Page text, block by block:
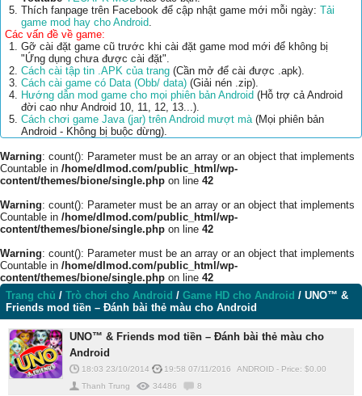
Thích fanpage trên Facebook để cập nhật game mới mỗi ngày: Tải
game mod hay cho Android.
Các vấn đề về game:
Gỡ cài đặt game cũ trước khi cài đặt game mod mới để không bị
"Ứng dụng chưa được cài đặt".
Cách cài tập tin .APK của trang (Cần mở để cài được .apk).
Cách cài game có Data (Obb/ data) (Giải nén .zip).
Hướng dẫn mod game cho mọi phiên bản Android (Hỗ trợ cả Android
đời cao như Android 10, 11, 12, 13...).
Cách chơi game Java (jar) trên Android mượt mà(Mọi phiên bản
Android - Không bị buộc dừng).
Warning: count(): Parameter must be an array or an object that implements
Countable in /home/dlmod.com/public_html/wp-
content/themes/bione/single.php on line 42
Warning: count(): Parameter must be an array or an object that implements
Countable in /home/dlmod.com/public_html/wp-
content/themes/bione/single.php on line 42
Warning: count(): Parameter must be an array or an object that implements
Countable in /home/dlmod.com/public_html/wp-
content/themes/bione/single.php on line 42
Trang chủ / Trò chơi cho Android / Game HD cho Android / UNO™ &
Friends mod tiền – Đánh bài thẻ màu cho Android
UNO™ & Friends mod tiền – Đánh bài thẻ màu cho
Android
18:03 23/10/2014 19:58 07/11/2016 ANDROID - Price: $0.00
Thanh Trung
34486 8